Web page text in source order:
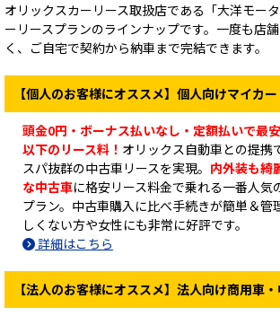
オリックスカーリース取扱店である「大洋モー
ーリースプランのラインナップです。一度も店
く、ご自宅で契約から納車まで完結できます。
【個人のお客様にオススメ】個人向けマイカ
頭金0円・ボーナス払いなし・定額払いで最
以下のリース料！ オリックス自動車との提携
スパ抜群の中古車リースを実現。 内外装も綺
な中古車に格安リース料金で乗れる一番人気
プラン。中古車購入に比べ手続きが簡単＆管
しくない方や女性にも非常に好評です。
詳細はこちら
【法人のお客様にオススメ】法人向け商用車